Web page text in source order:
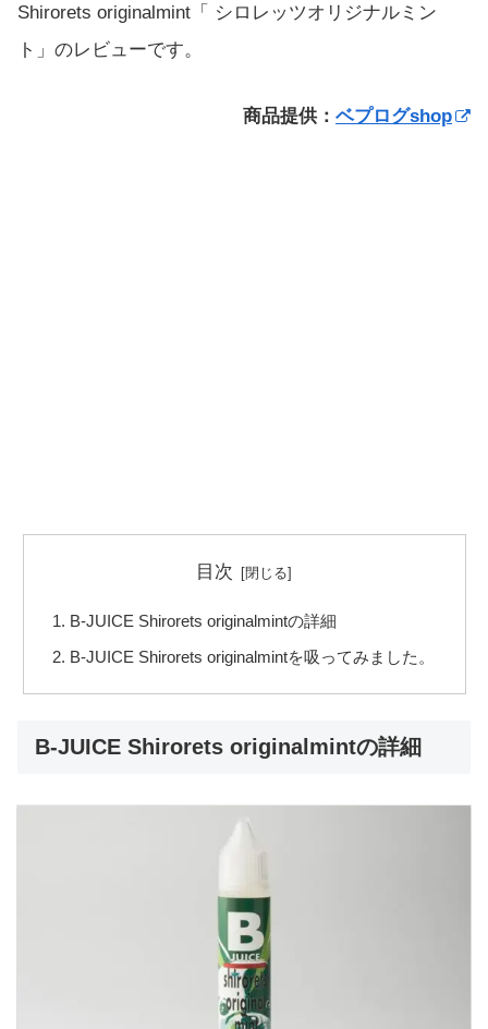
Shirorets originalmint「 シロレッツオリジナルミン
ト」のレビューです。
商品提供： ベプログshop
目次
B-JUICE Shirorets originalmintの詳細
B-JUICE Shirorets originalmintを吸ってみました。
B-JUICE Shirorets originalmintの詳細